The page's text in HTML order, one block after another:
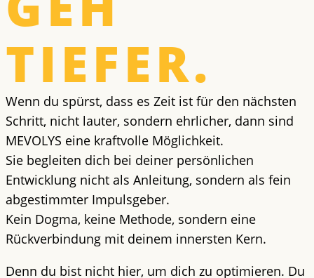
TIEFER.
Wenn du spürst, dass es Zeit ist für den nächsten
Schritt, nicht lauter, sondern ehrlicher, dann sind
MEVOLYS eine kraftvolle Möglichkeit.
Sie begleiten dich bei deiner persönlichen
Entwicklung nicht als Anleitung, sondern als fein
abgestimmter Impulsgeber.
Kein Dogma, keine Methode, sondern eine
Rückverbindung mit deinem innersten Kern.
Denn du bist nicht hier, um dich zu optimieren. Du